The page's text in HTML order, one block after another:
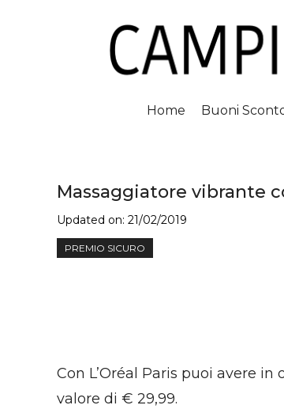
Home Buoni
Massaggiatore vibrante
Updated on: 21/02/2019
PREMIO SICURO
Con L’Oréal Paris puoi avere
valore di € 29,99.